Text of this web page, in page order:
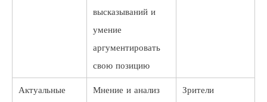
высказываний и
умение
аргументировать
свою позицию
Актуальные
Мнение и анализ Зрители